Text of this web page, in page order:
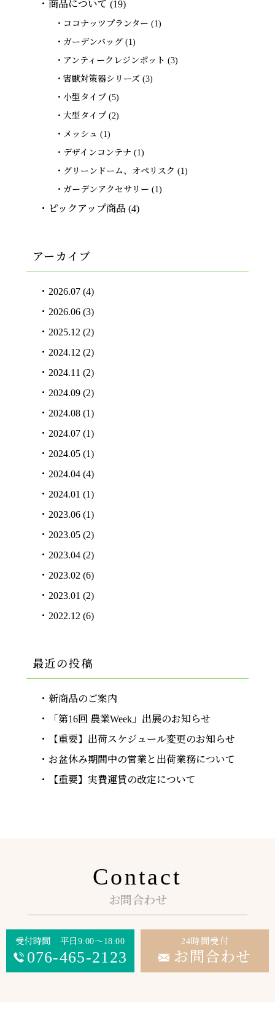
商品について (19)
ココナッツプランター (1)
ガーデンバッグ(1)
アンティークレジンポット (3)
害獣対策器シリーズ(3)
小型タイプ(5)
大型タイプ(2)
メッシュ (1)
デザインコンテナ (1)
グリーンドーム、オペリスク (1)
ガーデンアクセサリー (1)
ピックアップ商品 (4)
アーカイブ
2026.07(4)
2026.06(3)
2025.12 (2)
2024.12 (2)
2024.11 (2)
2024.09(2)
2024.08(1)
2024.07(1)
2024.05(1)
2024.04(4)
2024.01 (1)
2023.06(1)
2023.05(2)
2023.04(2)
2023.02 (6)
2023.01 (2)
2022.12 (6)
最近の投稿
新商品のご案内
「第16回 農業Week」出展のお知らせ
【重要】出荷スケジュール変更のお知らせ
お盆休み期間中の営業と出荷業務について
【重要】実費運賃の改定について
Contact
お問合わせ
受付時間 平日9:00～18:00
076-465-2123
24時間受付
お問合わせ